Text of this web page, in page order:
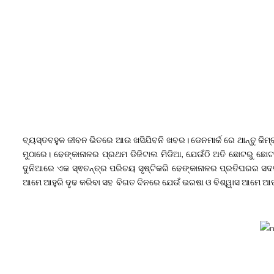
ବ୍ୟସ୍ତବହୁଳ ଜୀବନ ଭିତରେ ଆଉ ଖସିଯିବନି ଖବର। ଡେନମାର୍କ ରେ ଥାନ୍ତୁ
ମୁଠାରେ। ଢେଙ୍କାନାଳର ପ୍ରଥମ ଡିଜିଟାଲ ମିଡିଆ, ଯେଉଁଠି ଅତି ଛୋଟରୁ
ଦୁନିଆରେ ଏକ ସ୍ଵତନ୍ତ୍ର ପରିଚୟ ସୃଷ୍ଟିକରି ଢେଙ୍କାନାଳର ପ୍ରତିଘରର
ଆମେ ଆହୁରି ଦୃଢ କରିବା ସହ ବିଗତ ଦିନରେ ଯେଉଁ ଭରଷା ଓ ବିଶ୍ୱାସ ଆମେ